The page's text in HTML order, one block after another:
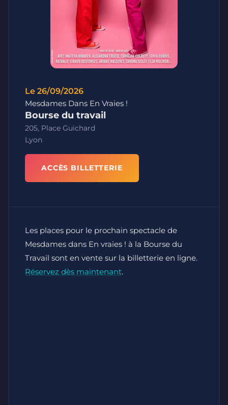
Le 26/09/2026
Mesdames Dans En Vraies !
Bourse du travail
205, Place Guichard
Lyon
ACCÈS BILLETTERIE
Les places pour le prochain spectacle de
Mesdames dans En vraies ! à la Bourse du
Travail sont en vente sur la billetterie en ligne.
Réservez dès maintenant.